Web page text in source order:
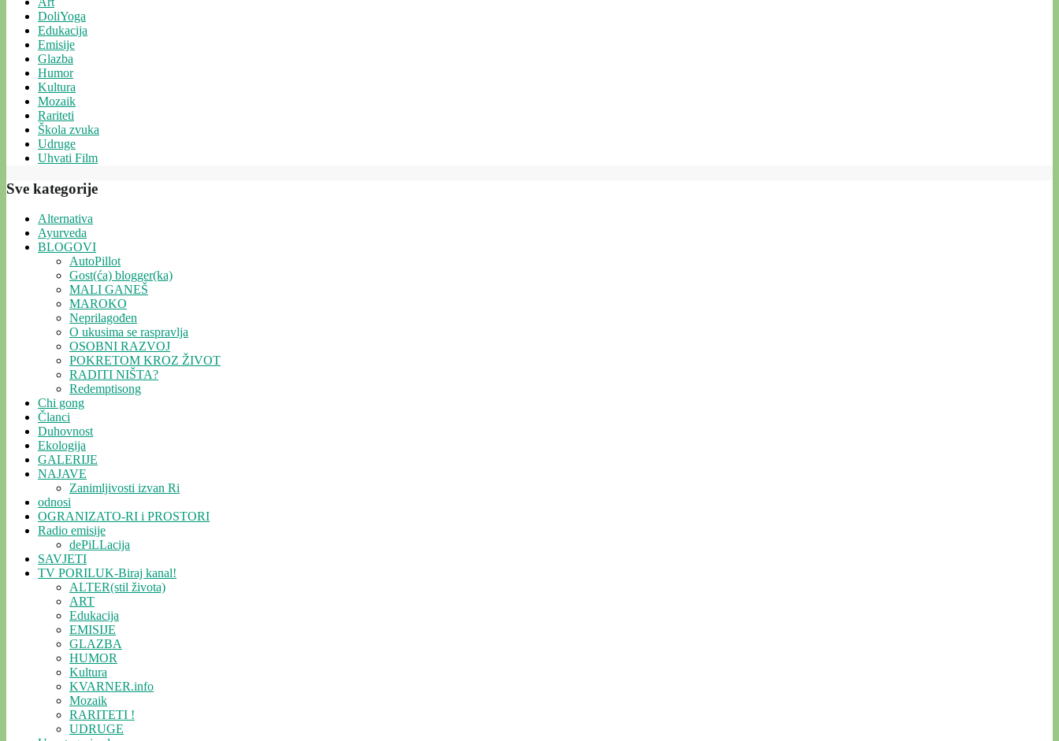
DoliYoga
Edukacija
Emisije
Glazba
Humor
Kultura
Mozaik
Rariteti
Škola zvuka
Udruge
Uhvati Film
Sve kategorije
Alternativa
Ayurveda
BLOGOVI
AutoPillot
Gost(ća) blogger(ka)
MALI GANEŠ
MAROKO
Neprilagođen
O ukusima se raspravlja
OSOBNI RAZVOJ
POKRETOM KROZ ŽIVOT
RADITI NIŠTA?
Redemptisong
Chi gong
Članci
Duhovnost
Ekologija
GALERIJE
NAJAVE
Zanimljivosti izvan Ri
odnosi
OGRANIZATO-RI i PROSTORI
Radio emisije
dePiLLacija
SAVJETI
TV PORILUK-Biraj kanal!
ALTER(stil života)
ART
Edukacija
EMISIJE
GLAZBA
HUMOR
Kultura
KVARNER.info
Mozaik
RARITETI !
UDRUGE